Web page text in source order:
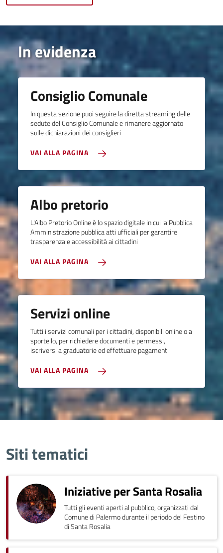
In evidenza
Consiglio Comunale
In questa sezione puoi seguire la diretta streaming delle
sedute del Consiglio Comunale e rimanere aggiornato
sulle dichiarazioni dei consiglieri
VAI ALLA PAGINA
Albo pretorio
L'Albo Pretorio Online è lo spazio digitale in cui la Pubblica
Amministrazione pubblica atti ufficiali per garantire
trasparenza e accessibilità ai cittadini
VAI ALLA PAGINA
Servizi online
Tutti i servizi comunali per i cittadini, disponibili online o a
sportello, per richiedere documenti e permessi,
iscriversi a graduatorie ed effettuare pagamenti
VAI ALLA PAGINA
Siti tematici
Iniziative per Santa Rosalia
Tutti gli eventi aperti al pubblico, organizzati dal
Comune di Palermo durante il periodo del Festino
di Santa Rosalia